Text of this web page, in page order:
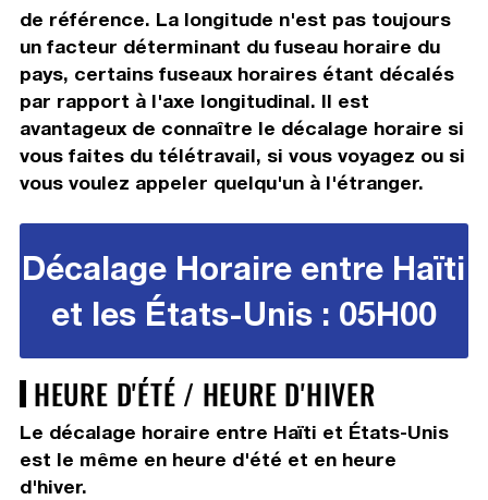
de référence. La longitude n'est pas toujours
un facteur déterminant du fuseau horaire du
pays, certains fuseaux horaires étant décalés
par rapport à l'axe longitudinal. Il est
avantageux de connaître le décalage horaire si
vous faites du télétravail, si vous voyagez ou si
vous voulez appeler quelqu'un à l'étranger.
Décalage Horaire entre Haïti
et les États-Unis : 05H00
HEURE D'ÉTÉ / HEURE D'HIVER
Le décalage horaire entre Haïti et États-Unis
est le même en heure d'été et en heure
d'hiver.